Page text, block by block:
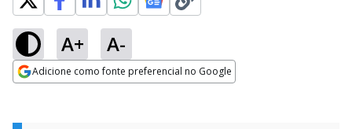
A+ A-
Adicione como fonte preferencial no Google